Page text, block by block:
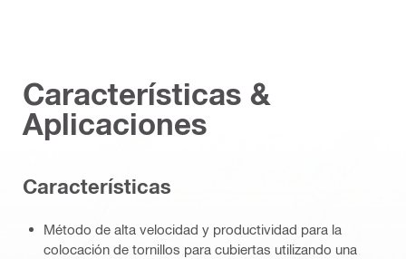
Características &
Aplicaciones
Características
Método de alta velocidad y productividad para la
colocación de tornillos para cubiertas utilizando una